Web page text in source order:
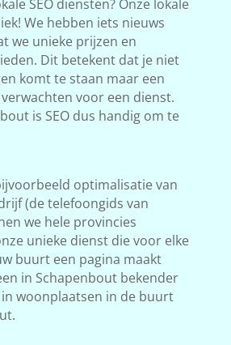
SEO diensten? Onze lokale
We hebben iets nieuws
we unieke prijzen en
Dit betekent dat je niet
komt te staan maar een
voor een dienst.
is SEO dus handig om te
optimalisatie van
(de telefoongids van
we hele provincies
unieke dienst die voor elke
buurt een pagina maakt
in Schapenbout bekender
woonplaatsen in de buurt